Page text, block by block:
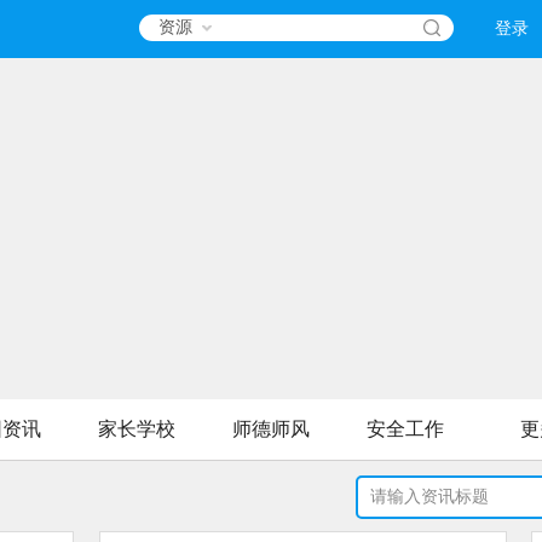
登录
资源
讯 家长学校 师德师风 安全工作